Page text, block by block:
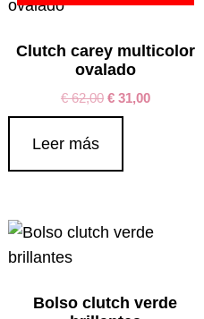
Clutch carey multicolor
ovalado
€62,00 €31,00
Leer más
Bolso clutch verde